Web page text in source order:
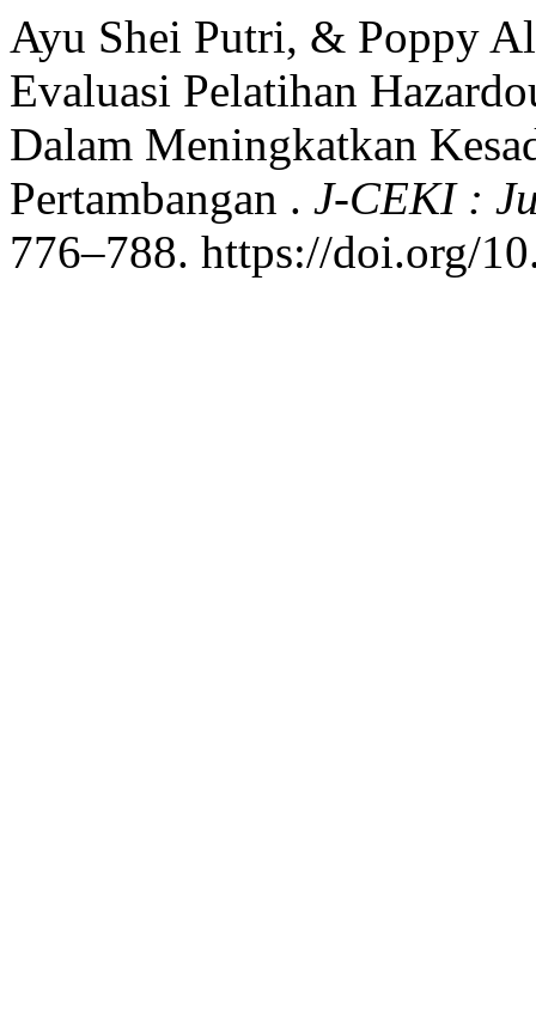
Ayu Shei Putri, & Poppy
Evaluasi Pelatihan
Dalam Meningkatkan
Pertambangan . J-CEKI :
776–788. https://doi.org/